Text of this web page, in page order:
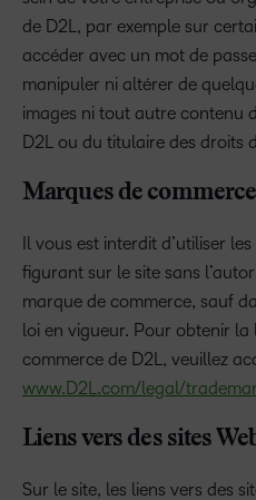
de D2L, par exemple sur
accéder avec un mot de
manipuler ni altérer de
images ni tout autre contenu
D2L ou du titulaire des droits
Marques de commerce
Il vous est interdit d’utiliser
figurant sur le site sans
marque de commerce, sauf
loi en vigueur. Pour obtenir la
commerce de D2L, veuillez
www.D2L.com/legal/
Liens vers des sites
Sur le site, les liens vers des